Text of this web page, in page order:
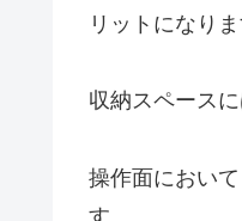
リットになりま
収納スペース
操作面におい
す。